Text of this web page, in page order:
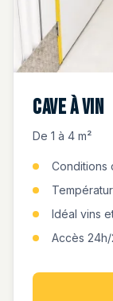
Cave à vin
De 1 à 4 m²
Conditions
Idéal vins
Accès